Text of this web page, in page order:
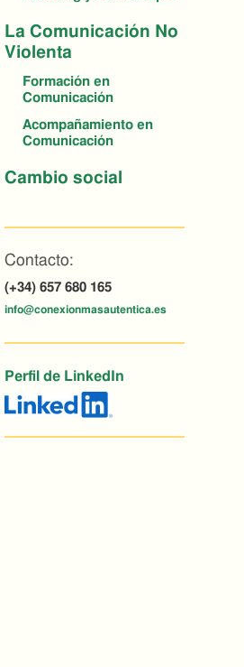
La Comunicación No
Violenta
Formación en
Comunicación
Acompañamiento en
Comunicación
Cambio social
Contacto:
(+34) 657 680 165
info@conexionmasautentica.es
Perfil de LinkedIn